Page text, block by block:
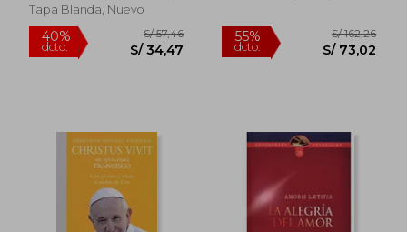
Tapa Blanda, Nuevo